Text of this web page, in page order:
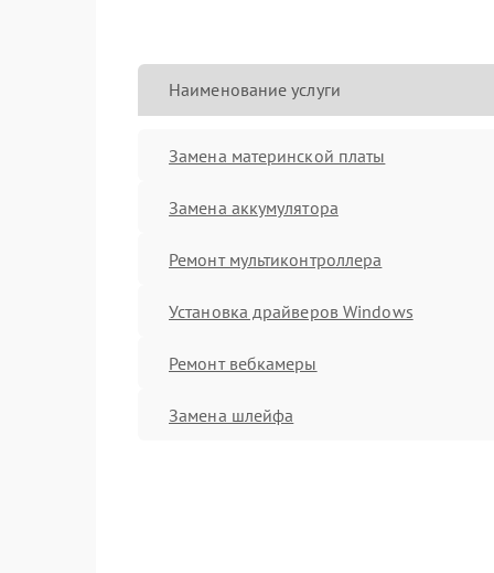
Наименование услуги
Замена материнской платы
Замена аккумулятора
Ремонт мультиконтроллера
Установка драйверов Windows
Ремонт вебкамеры
Замена шлейфа